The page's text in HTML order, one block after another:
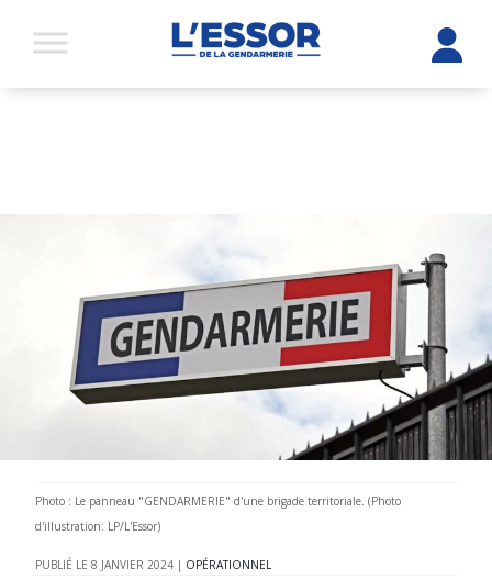
Photo : Le panneau "GENDARMERIE" d'une brigade territoriale. (Photo
d'illustration: LP/L'Essor)
8 JANVIER 2024 | OPÉRATIONNEL